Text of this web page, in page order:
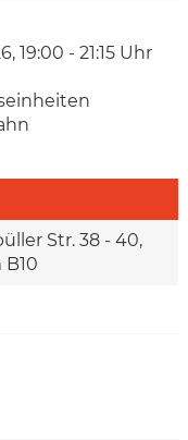
19:00 - 21:15 Uhr
Str. 38 - 40,
B10